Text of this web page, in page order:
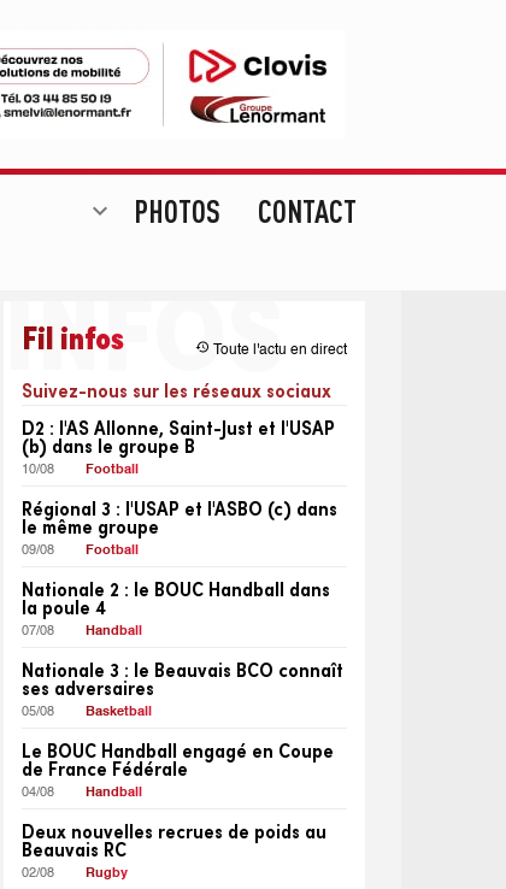
expand_more PHOTOS CONTACT
Fil infos restore Toute l'actu en direct
Suivez-nous sur les réseaux sociaux
D2 : l'AS Allonne, Saint-Just et l'USAP
(b) dans le groupe B
10/08 Football
Régional 3 : l'USAP et l'ASBO (c) dans
le même groupe
09/08 Football
Nationale 2 : le BOUC Handball dans
la poule 4
07/08 Handball
Nationale 3 : le Beauvais BCO connaît
ses adversaires
05/08 Basketball
Le BOUC Handball engagé en Coupe
de France Fédérale
04/08 Handball
Deux nouvelles recrues de poids au
Beauvais RC
02/08 Rugby